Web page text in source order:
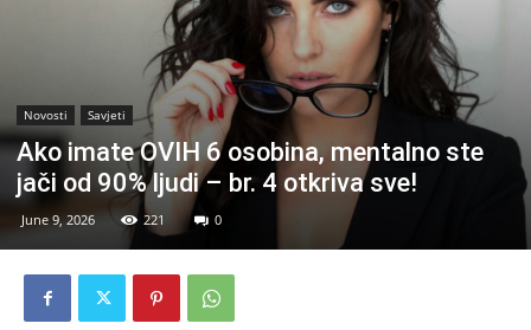
Novosti Savjeti
Ako imate OVIH 6 osobina, mentalno ste
jači od 90% ljudi – br. 4 otkriva sve!
June 9, 2026 221 0